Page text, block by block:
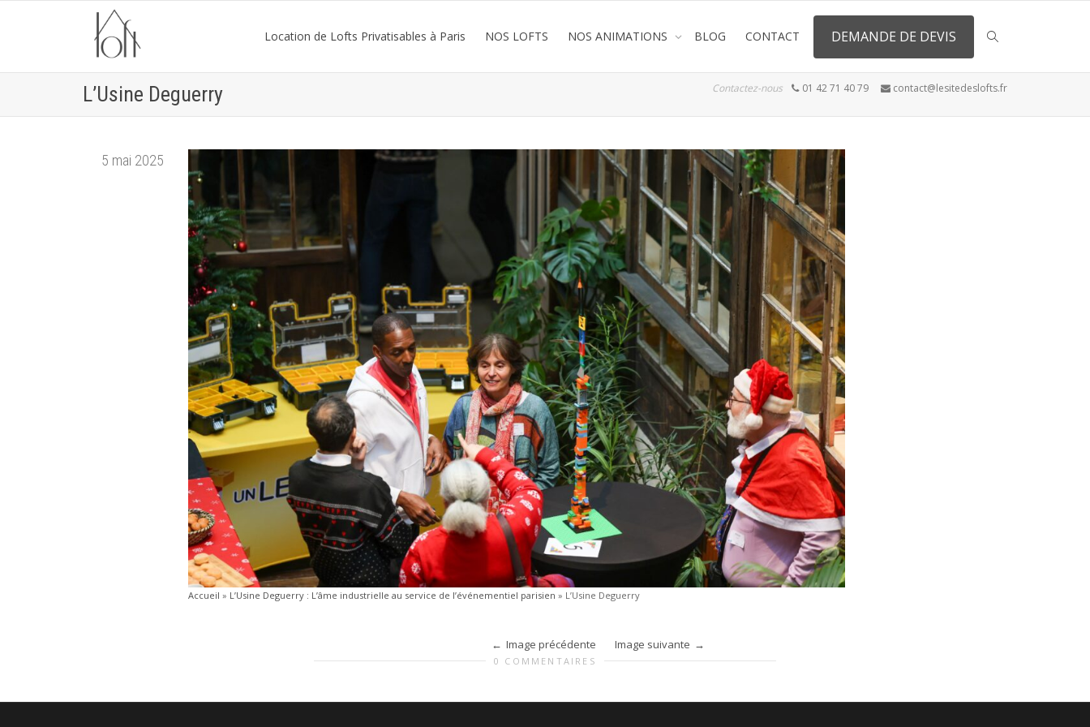
Location de Lofts Privatisables à Paris NOS LOFTS NOS ANIMATIONS BLOG CONTACT DEMANDE DE DEVIS
L’Usine Deguerry Contactez-nous 01 42 71 40 79 contact@lesitedeslofts.fr
5 mai 2025
Accueil » L’Usine Deguerry : L’âme industrielle au service de l’événementiel parisien » L’Usine Deguerry
Image précédente Image suivante
0 COMMENTAIRES